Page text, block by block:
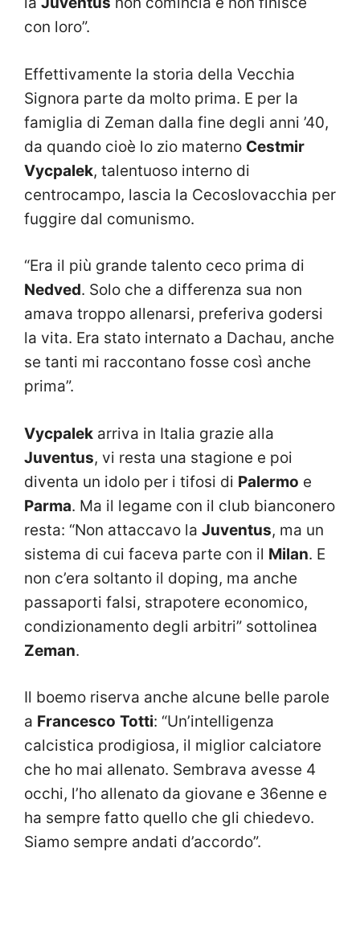
con loro”.
Effettivamente la storia della Vecchia
Signora parte da molto prima. E per la
famiglia di Zeman dalla fine degli anni ’40,
da quando cioè lo zio materno Cestmir
Vycpalek, talentuoso interno di
centrocampo, lascia la Cecoslovacchia per
fuggire dal comunismo.
“Era il più grande talento ceco prima di
Nedved. Solo che a differenza sua non
amava troppo allenarsi, preferiva godersi
la vita. Era stato internato a Dachau, anche
se tanti mi raccontano fosse così anche
prima”.
Vycpalek arriva in Italia grazie alla
Juventus, vi resta una stagione e poi
diventa un idolo per i tifosi di Palermo e
Parma. Ma il legame con il club bianconero
resta: “Non attaccavo la Juventus, ma un
sistema di cui faceva parte con il Milan. E
non c’era soltanto il doping, ma anche
passaporti falsi, strapotere economico,
condizionamento degli arbitri” sottolinea
Zeman.
Il boemo riserva anche alcune belle parole
a Francesco Totti: “Un’intelligenza
calcistica prodigiosa, il miglior calciatore
che ho mai allenato. Sembrava avesse 4
occhi, l’ho allenato da giovane e 36enne e
ha sempre fatto quello che gli chiedevo.
Siamo sempre andati d’accordo”.